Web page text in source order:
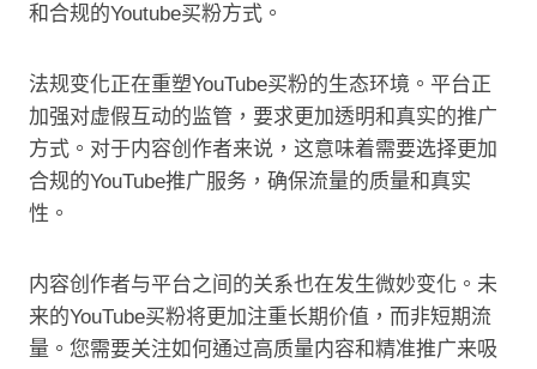
和合规的Youtube买粉方式。
法规变化正在重塑YouTube买粉的生态环境。平台正
加强对虚假互动的监管，要求更加透明和真实的推广
方式。对于内容创作者来说，这意味着需要选择更加
合规的YouTube推广服务，确保流量的质量和真实
性。
内容创作者与平台之间的关系也在发生微妙变化。未
来的YouTube买粉将更加注重长期价值，而非短期流
量。您需要关注如何通过高质量内容和精准推广来吸